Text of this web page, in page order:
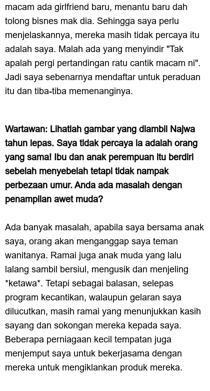
macam ada girlfriend baru, menantu baru dah
tolong bisnes mak dia. Sehingga saya perlu
menjelaskannya, mereka masih tidak percaya itu
adalah saya. Malah ada yang menyindir "Tak
apalah pergi pertandingan ratu cantik macam ni".
Jadi saya sebenarnya mendaftar untuk peraduan
itu dan tiba-tiba memenanginya.
Wartawan: Lihatlah gambar yang diambil Najwa
tahun lepas. Saya tidak percaya ia adalah orang
yang sama! Ibu dan anak perempuan itu berdiri
sebelah menyebelah tetapi tidak nampak
perbezaan umur. Anda ada masalah dengan
penampilan awet muda?
Ada banyak masalah, apabila saya bersama anak
saya, orang akan menganggap saya teman
wanitanya. Ramai juga anak muda yang lalu
lalang sambil bersiul, mengusik dan menjeling
*ketawa*. Tetapi sebagai balasan, selepas
program kecantikan, walaupun gelaran saya
dilucutkan, masih ramai yang menunjukkan kasih
sayang dan sokongan mereka kepada saya.
Beberapa perniagaan kecil tempatan juga
menjemput saya untuk bekerjasama dengan
mereka untuk mengiklankan produk mereka.